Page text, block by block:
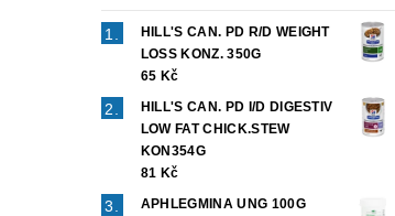
HILL'S CAN. PD R/D WEIGHT
LOSS KONZ. 350G
65 Kč
HILL'S CAN. PD I/D DIGESTIV
LOW FAT CHICK.STEW
KON354G
81 Kč
APHLEGMINA UNG 100G